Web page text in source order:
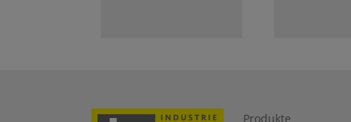
Produkte